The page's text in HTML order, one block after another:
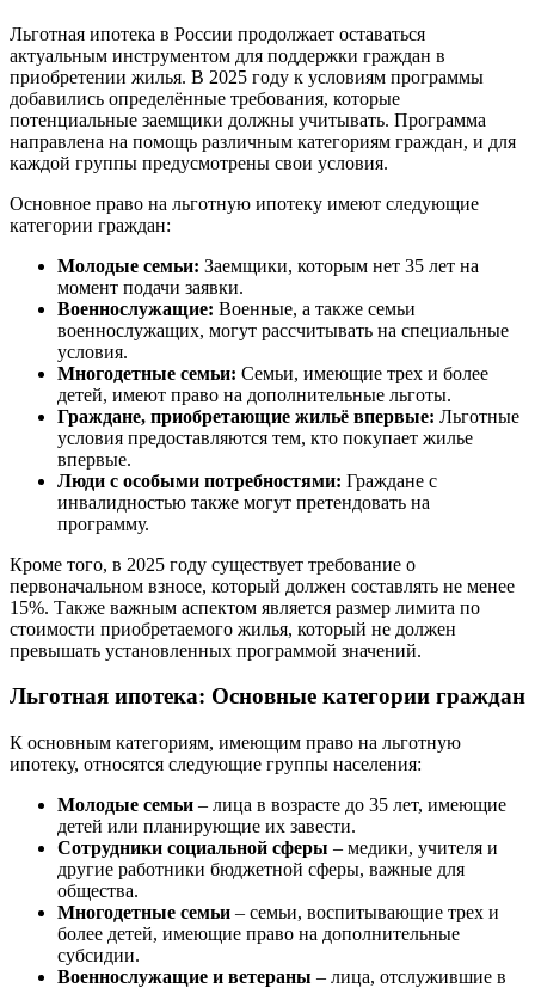
Льготная ипотека в России продолжает оставаться
актуальным инструментом для поддержки граждан в
приобретении жилья. В 2025 году к условиям программы
добавились определённые требования, которые
потенциальные заемщики должны учитывать. Программа
направлена на помощь различным категориям граждан, и для
каждой группы предусмотрены свои условия.
Основное право на льготную ипотеку имеют следующие
категории граждан:
Молодые семьи: Заемщики, которым нет 35 лет на
момент подачи заявки.
Военнослужащие: Военные, а также семьи
военнослужащих, могут рассчитывать на специальные
условия.
Многодетные семьи: Семьи, имеющие трех и более
детей, имеют право на дополнительные льготы.
Граждане, приобретающие жильё впервые: Льготные
условия предоставляются тем, кто покупает жилье
впервые.
Люди с особыми потребностями: Граждане с
инвалидностью также могут претендовать на
программу.
Кроме того, в 2025 году существует требование о
первоначальном взносе, который должен составлять не менее
15%. Также важным аспектом является размер лимита по
стоимости приобретаемого жилья, который не должен
превышать установленных программой значений.
Льготная ипотека: Основные категории граждан
К основным категориям, имеющим право на льготную
ипотеку, относятся следующие группы населения:
Молодые семьи – лица в возрасте до 35 лет, имеющие
детей или планирующие их завести.
Сотрудники социальной сферы – медики, учителя и
другие работники бюджетной сферы, важные для
общества.
Многодетные семьи – семьи, воспитывающие трех и
более детей, имеющие право на дополнительные
субсидии.
Военнослужащие и ветераны – лица, отслужившие в